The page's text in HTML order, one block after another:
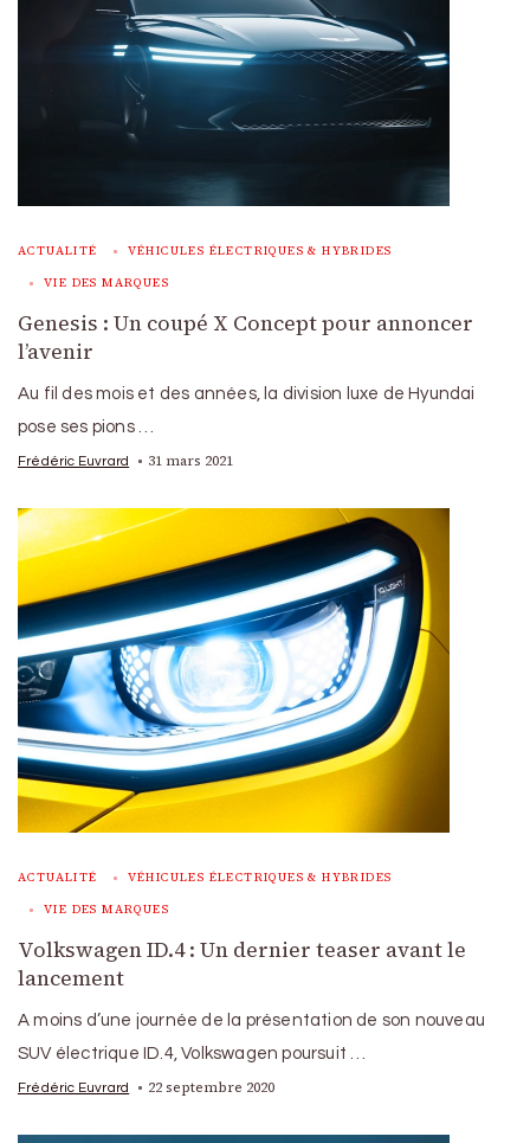
ACTUALITÉ VÉHICULES ÉLECTRIQUES & HYBRIDES
VIE DES MARQUES
Genesis : Un coupé X Concept pour annoncer
l’avenir
Au fil des mois et des années, la division luxe de Hyundai
pose ses pions …
Frédéric Euvrard 31 mars 2021
ACTUALITÉ VÉHICULES ÉLECTRIQUES & HYBRIDES
VIE DES MARQUES
Volkswagen ID.4 : Un dernier teaser avant le
lancement
A moins d’une journée de la présentation de son nouveau
SUV électrique ID.4, Volkswagen poursuit …
Frédéric Euvrard 22 septembre 2020